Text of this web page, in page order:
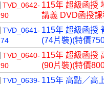
TVD_0642-
90
115年 超級函授
講義 DVD函授
TVD_0641-
74
115年 超級函授
(74片裝)(特價
TVD_0640-
90
115年 超級函授
(90片裝)(特價
TVD_0639- 115年 高點／高